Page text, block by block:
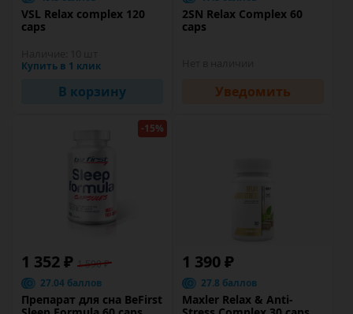
VSL Relax complex 120
caps
Купить в 1 клик
В корзину
2SN Relax Complex 60
caps
Уведомить
-15%
1 352 ₽ 1 590 ₽
27.04 баллов
Препарат для сна BeFirst
1 390 ₽
27.8 баллов
Maxler Relax & Anti-